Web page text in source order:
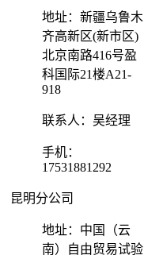
地址：新疆乌鲁木
齐高新区(新市区)
北京南路416号盈
科国际21楼A21-
918
联系人：吴经理
手机：
17531881292
昆明分公司
地址：中国（云
南）自由贸易试验